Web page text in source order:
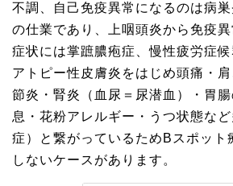
不調、自己免疫異常になるのは病巣
の仕業であり、上咽頭炎から免疫
症状には掌蹠膿疱症、慢性疲労症候
アトピー性皮膚炎をはじめ頭痛・
節炎・腎炎（血尿＝尿潜血）・胃
息・花粉アレルギー・うつ状態な
症）と繋がっているためBスポット
しないケースがあります。